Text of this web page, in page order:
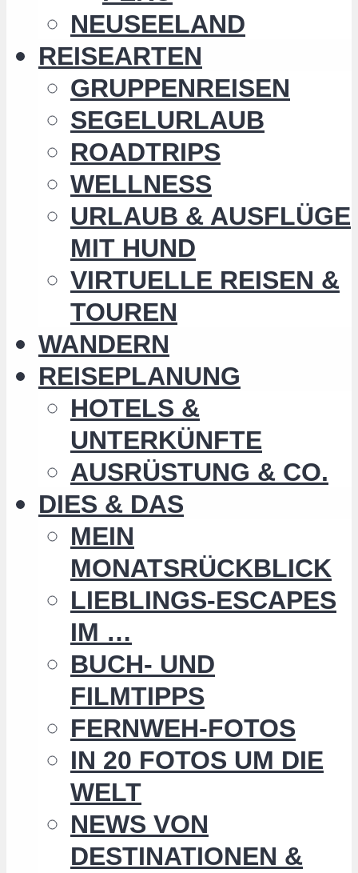
NEUSEELAND
REISEARTEN
GRUPPENREISEN
SEGELURLAUB
ROADTRIPS
WELLNESS
URLAUB & AUSFLÜGE
MIT HUND
VIRTUELLE REISEN &
TOUREN
WANDERN
REISEPLANUNG
HOTELS &
UNTERKÜNFTE
AUSRÜSTUNG & CO.
DIES & DAS
MEIN
MONATSRÜCKBLICK
LIEBLINGS-ESCAPES
IM …
BUCH- UND
FILMTIPPS
FERNWEH-FOTOS
IN 20 FOTOS UM DIE
WELT
NEWS VON
DESTINATIONEN &